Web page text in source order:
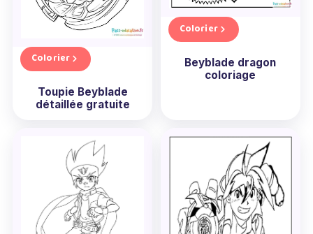
Colorier
Toupie Beyblade
détaillée gratuite
Colorier
Beyblade dragon
coloriage